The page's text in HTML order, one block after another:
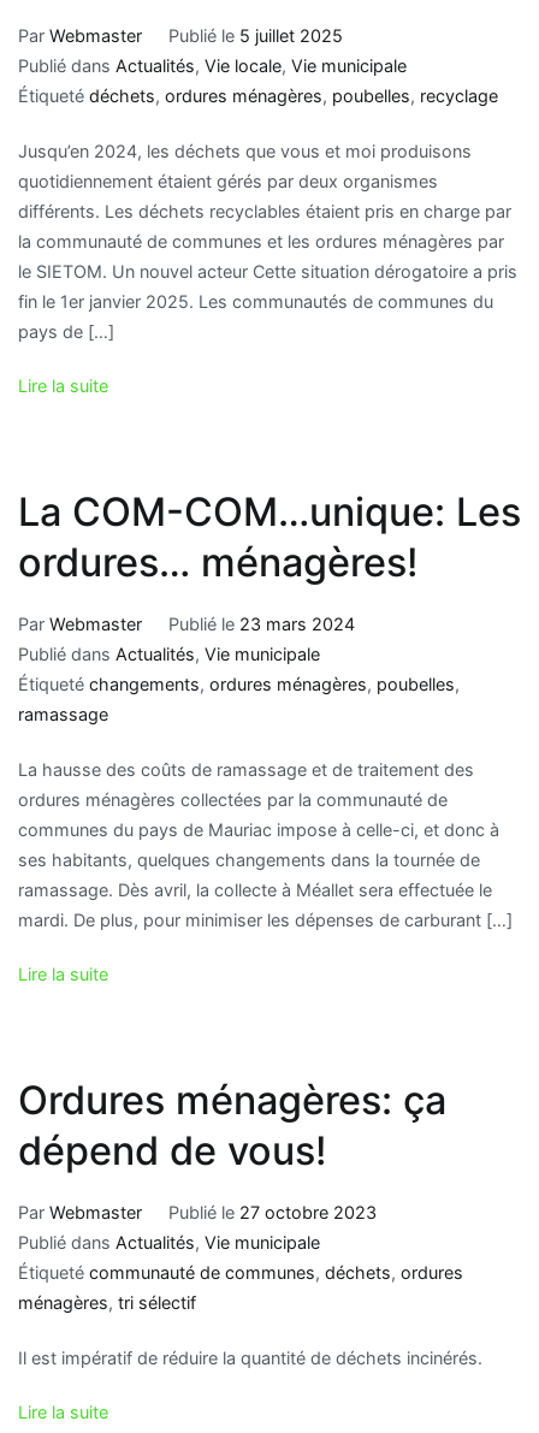
Par Webmaster Publié le 5 juillet 2025
Publié dans Actualités, Vie locale, Vie municipale
Étiqueté déchets, ordures ménagères, poubelles, recyclage
Jusqu’en 2024, les déchets que vous et moi produisons
quotidiennement étaient gérés par deux organismes
différents. Les déchets recyclables étaient pris en charge par
la communauté de communes et les ordures ménagères par
le SIETOM. Un nouvel acteur Cette situation dérogatoire a pris
fin le 1er janvier 2025. Les communautés de communes du
pays de […]
Lire la suite
La COM-COM…unique: Les
ordures… ménagères!
Par Webmaster Publié le 23 mars 2024
Publié dans Actualités, Vie municipale
Étiqueté changements, ordures ménagères, poubelles,
ramassage
La hausse des coûts de ramassage et de traitement des
ordures ménagères collectées par la communauté de
communes du pays de Mauriac impose à celle-ci, et donc à
ses habitants, quelques changements dans la tournée de
ramassage. Dès avril, la collecte à Méallet sera effectuée le
mardi. De plus, pour minimiser les dépenses de carburant […]
Lire la suite
Ordures ménagères: ça
dépend de vous!
Par Webmaster Publié le 27 octobre 2023
Publié dans Actualités, Vie municipale
Étiqueté communauté de communes, déchets, ordures
ménagères, tri sélectif
Il est impératif de réduire la quantité de déchets incinérés.
Lire la suite